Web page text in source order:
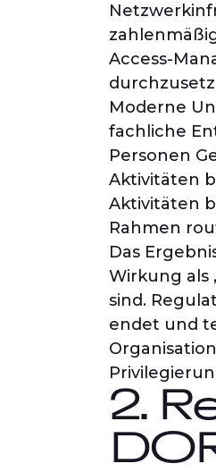
Access-
Moderne
fachliche
Personen
Aktivitäten
Aktivitäten
Rahmen
Das
Wirkung als
sind.
endet und
2.